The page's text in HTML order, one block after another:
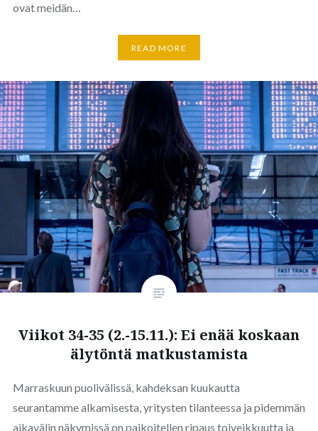
ovat meidän…
READ MORE
Viikot 34-35 (2.-15.11.): Ei enää koskaan
älytöntä matkustamista
Marraskuun puolivälissä, kahdeksan kuukautta
seurantamme alkamisesta, yritysten tilanteessa ja pidemmän
aikavälin näkymissä on paikoitellen ripaus toiveikkuutta ja